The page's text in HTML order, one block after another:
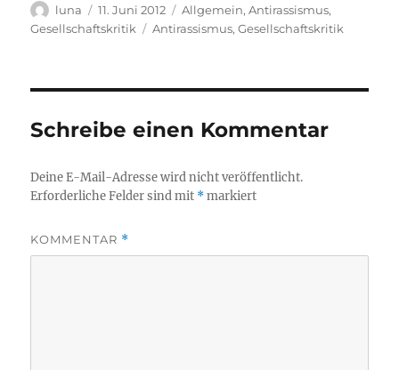
Autor
luna
Veröffentlicht
am
11. Juni 2012 Kategorien
Allgemein,Antirassismus,
Gesellschaftskritik
Schlagwörter
Antirassismus,Gesellschaftskritik
Schreibe einen Kommentar
Deine E-Mail-Adresse wird nicht veröffentlicht.
Erforderliche Felder sind mit *markiert
KOMMENTAR *